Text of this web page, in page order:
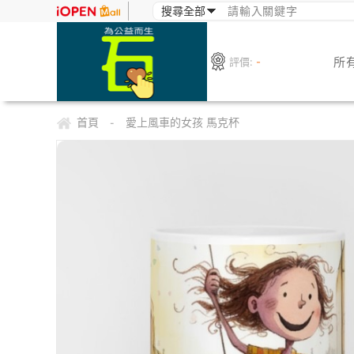
評價: - 所
首頁 - 愛上風車的女孩 馬克杯